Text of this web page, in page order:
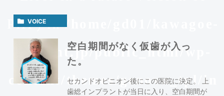
PHP) in/home/gd01/kawagoe-
implant.jp/public_html/wp-
content/themes/genova_tpl/in
VOICE
空白期間がなく仮歯が入っ
た。
セカンドオピニオン後にこの医院に決定。 上
歯総インプラントが当日に入り、空白期間が